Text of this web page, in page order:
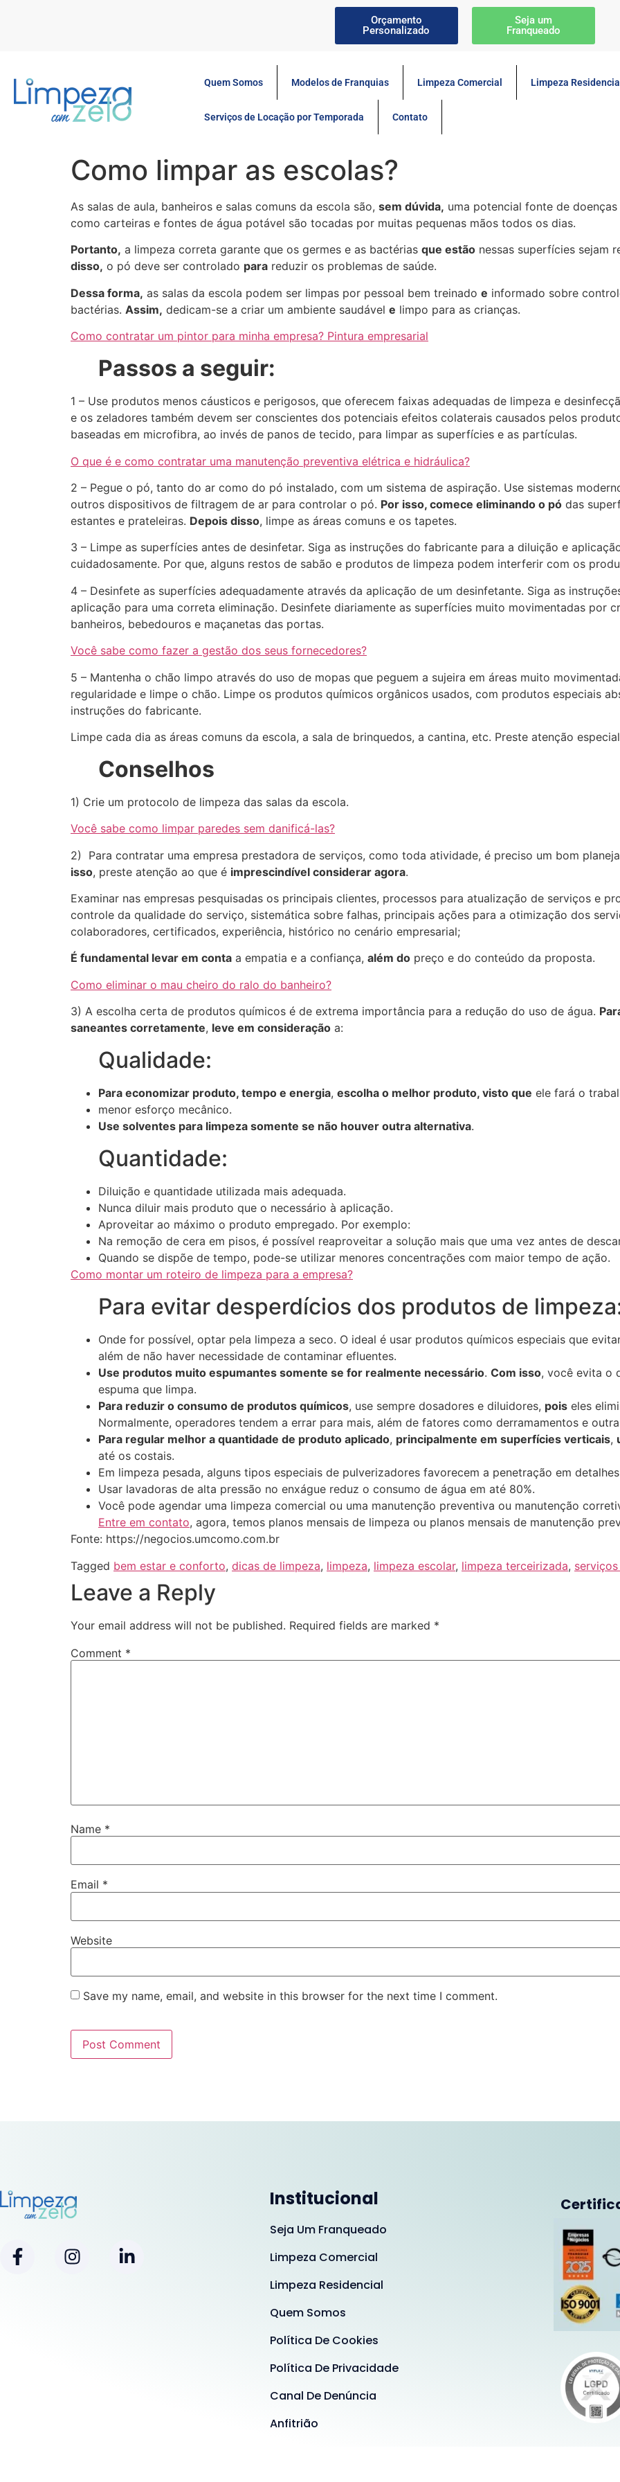
Orçamento
Personalizado
Seja um
Franqueado
Quem Somos Modelos de Franquias Limpeza Comercial Limpeza Residencial
Serviços de Locação por Temporada Contato
Como limpar as escolas?
As salas de aula, banheiros e salas comuns da escola são, sem dúvida, uma potencial fonte de doenças
como carteiras e fontes de água potável são tocadas por muitas pequenas mãos todos os dias.
Portanto, a limpeza correta garante que os germes e as bactérias que estão nessas superfícies sejam
disso, o pó deve ser controlado para reduzir os problemas de saúde.
Dessa forma, as salas da escola podem ser limpas por pessoal bem treinado e informado sobre
bactérias. Assim, dedicam-se a criar um ambiente saudável e limpo para as crianças.
Como contratar um pintor para minha empresa? Pintura empresarial
Passos a seguir:
1 – Use produtos menos cáusticos e perigosos, que oferecem faixas adequadas de limpeza e
e os zeladores também devem ser conscientes dos potenciais efeitos colaterais causados pelos
baseadas em microfibra, ao invés de panos de tecido, para limpar as superfícies e as partículas.
O que é e como contratar uma manutenção preventiva elétrica e hidráulica?
2 – Pegue o pó, tanto do ar como do pó instalado, com um sistema de aspiração. Use sistemas
outros dispositivos de filtragem de ar para controlar o pó. Por isso, comece eliminando o pó das
estantes e prateleiras. Depois disso, limpe as áreas comuns e os tapetes.
3 – Limpe as superfícies antes de desinfetar. Siga as instruções do fabricante para a diluição e
cuidadosamente. Por que, alguns restos de sabão e produtos de limpeza podem interferir com os
4 – Desinfete as superfícies adequadamente através da aplicação de um desinfetante. Siga as
aplicação para uma correta eliminação. Desinfete diariamente as superfícies muito movimentadas por
banheiros, bebedouros e maçanetas das portas.
Você sabe como fazer a gestão dos seus fornecedores?
5 – Mantenha o chão limpo através do uso de mopas que peguem a sujeira em áreas muito
regularidade e limpe o chão. Limpe os produtos químicos orgânicos usados, com produtos especiais
instruções do fabricante.
Limpe cada dia as áreas comuns da escola, a sala de brinquedos, a cantina, etc. Preste atenção
Conselhos
1) Crie um protocolo de limpeza das salas da escola.
Você sabe como limpar paredes sem danificá-las?
2) Para contratar uma empresa prestadora de serviços, como toda atividade, é preciso um bom
isso, preste atenção ao que é imprescindível considerar agora.
Examinar nas empresas pesquisadas os principais clientes, processos para atualização de serviços e
controle da qualidade do serviço, sistemática sobre falhas, principais ações para a otimização dos
colaboradores, certificados, experiência, histórico no cenário empresarial;
É fundamental levar em conta a empatia e a confiança, além do preço e do conteúdo da proposta.
Como eliminar o mau cheiro do ralo do banheiro?
3) A escolha certa de produtos químicos é de extrema importância para a redução do uso de água.
saneantes corretamente, leve em consideração a:
Qualidade:
Para economizar produto, tempo e energia, escolha o melhor produto, visto que ele fará o
menor esforço mecânico.
Use solventes para limpeza somente se não houver outra alternativa.
Quantidade:
Diluição e quantidade utilizada mais adequada.
Nunca diluir mais produto que o necessário à aplicação.
Aproveitar ao máximo o produto empregado. Por exemplo:
Na remoção de cera em pisos, é possível reaproveitar a solução mais que uma vez antes de
Quando se dispõe de tempo, pode-se utilizar menores concentrações com maior tempo de ação.
Como montar um roteiro de limpeza para a empresa?
Para evitar desperdícios dos produtos de
Onde for possível, optar pela limpeza a seco. O ideal é usar produtos químicos especiais que
além de não haver necessidade de contaminar efluentes.
Use produtos muito espumantes somente se for realmente necessário. Com isso, você evita o
espuma que limpa.
Para reduzir o consumo de produtos químicos, use sempre dosadores e diluidores, pois eles
Normalmente, operadores tendem a errar para mais, além de fatores como derramamentos e
Para regular melhor a quantidade de produto aplicado, principalmente em superfícies verticais,
até os costais.
Em limpeza pesada, alguns tipos especiais de pulverizadores favorecem a penetração em
Usar lavadoras de alta pressão no enxágue reduz o consumo de água em até 80%.
Você pode agendar uma limpeza comercial ou uma manutenção preventiva ou manutenção
Entre em contato, agora, temos planos mensais de limpeza ou planos mensais de manutenção
Fonte: https://negocios.umcomo.com.br
Tagged bem estar e conforto, dicas de limpeza, limpeza, limpeza escolar, limpeza terceirizada,
Leave a Reply
Your email address will not be published. Required fields are marked *
Comment *
Name *
Email *
Website
Save my name, email, and website in this browser for the next time I comment.
Institucional
Seja Um Franqueado
Limpeza Comercial
Limpeza Residencial
Quem Somos
Política De Cookies
Política De Privacidade
Canal De Denúncia
Anfitrião